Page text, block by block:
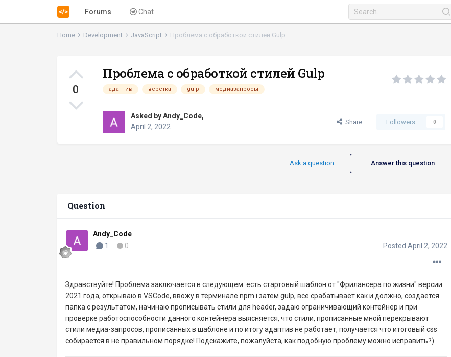
Forums Chat
Home Development JavaScript Проблема с обработкой стилей Gulp
0
Проблема с обработкой стилей Gulp
адаптив верстка gulp медиазапросы
Asked byAndy_Code,
April 2, 2022
Share Followers 0
Answer this question
Ask a question
Question
Andy_Code
1
0 Posted April 2, 2022
Здравствуйте! Проблема заключается в следующем: есть стартовый шаблон от "Фрилансера по жизни" версии
2021 года, открываю в VSCode, ввожу в терминале npm i затем gulp, все срабатывает как и должно, создается
папка с результатом, начинаю прописывать стили для header, задаю ограничивающий контейнер и при
проверке работоспособности данного контейнера выясняется, что стили, прописанные мной перекрывают
стили медиа-запросов, прописанных в шаблоне и по итогу адаптив не работает, получается что итоговый css
собирается в не правильном порядке! Подскажите, пожалуйста, как подобную проблему можно исправить?)